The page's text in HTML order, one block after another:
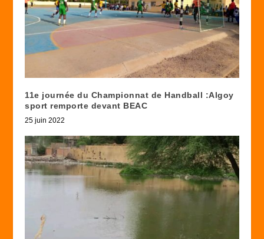
11e journée du Championnat de Handball :Algoy
sport remporte devant BEAC
25 juin 2022